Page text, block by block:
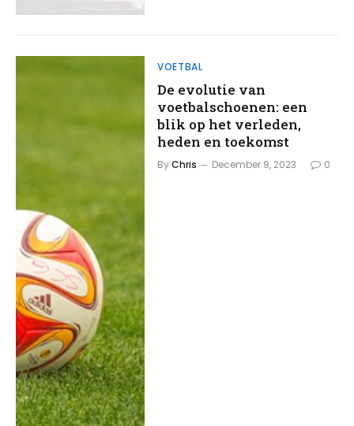
VOETBAL
De evolutie van
voetbalschoenen: een
blik op het verleden,
heden en toekomst
ByChris December 9, 2023 0